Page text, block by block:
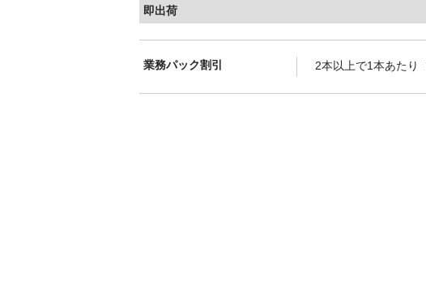
即出荷
業務パック割引 2本以上で1本あたり